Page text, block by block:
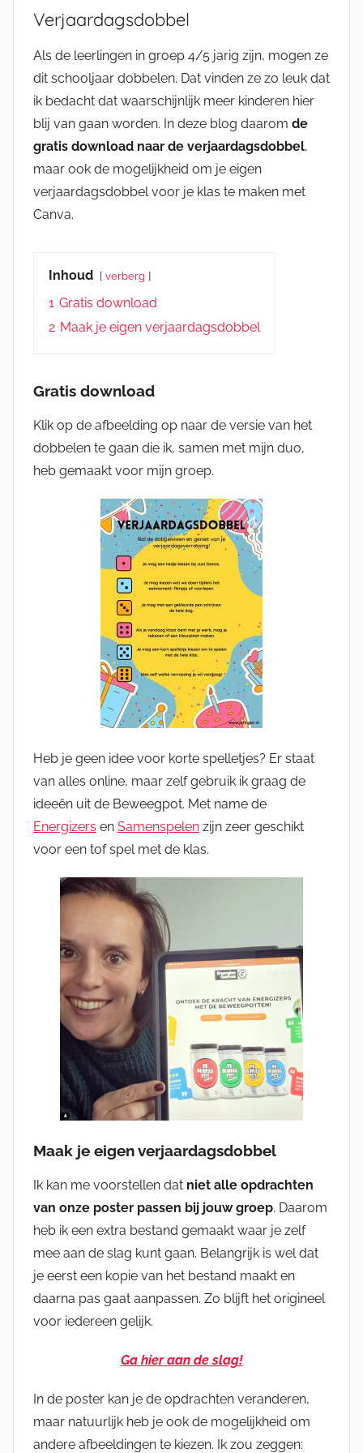
Verjaardagsdobbel
Als de leerlingen in groep 4/5 jarig zijn, mogen ze
dit schooljaar dobbelen. Dat vinden ze zo leuk dat
ik bedacht dat waarschijnlijk meer kinderen hier
blij van gaan worden. In deze blog daarom de
gratis download naar de verjaardagsdobbel,
maar ook de mogelijkheid om je eigen
verjaardagsdobbel voor je klas te maken met
Canva.
Inhoud verberg
1 Gratis download
2 Maak je eigen verjaardagsdobbel
Gratis download
Klik op de afbeelding op naar de versie van het
dobbelen te gaan die ik, samen met mijn duo,
heb gemaakt voor mijn groep.
Heb je geen idee voor korte spelletjes? Er staat
van alles online, maar zelf gebruik ik graag de
ideeën uit de Beweegpot. Met name de
Energizers en Samenspelen zijn zeer geschikt
voor een tof spel met de klas.
Maak je eigen verjaardagsdobbel
Ik kan me voorstellen dat niet alle opdrachten
van onze poster passen bij jouw groep. Daarom
heb ik een extra bestand gemaakt waar je zelf
mee aan de slag kunt gaan. Belangrijk is wel dat
je eerst een kopie van het bestand maakt en
daarna pas gaat aanpassen. Zo blijft het origineel
voor iedereen gelijk.
Ga hier aan de slag!
In de poster kan je de opdrachten veranderen,
maar natuurlijk heb je ook de mogelijkheid om
andere afbeeldingen te kiezen. Ik zou zeggen: